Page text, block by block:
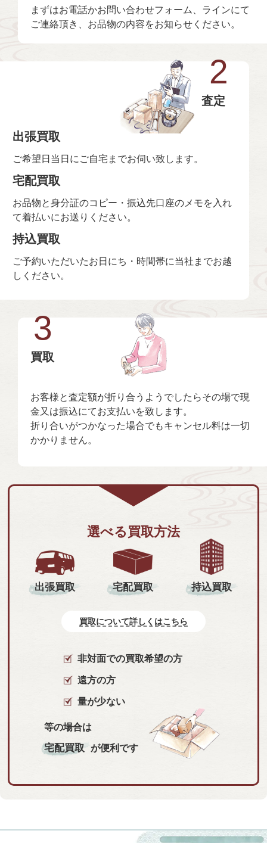
まずはお電話かお問い合わせフォーム、ラインにて
ご連絡頂き、お品物の内容をお知らせください。
2
査定
出張買取
ご希望日当日にご自宅までお伺い致します。
宅配買取
お品物と身分証のコピー・振込先口座のメモを入れ
て着払いにお送りください。
持込買取
ご予約いただいたお日にち・時間帯に当社までお越
しください。
3
買取
お客様と査定額が折り合うようでしたらその場で現
金又は振込にてお支払いを致します。
折り合いがつかなった場合でもキャンセル料は一切
かかりません。
選べる買取方法
出張買取 宅配買取 持込買取
買取について詳しくはこちら
非対面での買取希望の方
遠方の方
量が少ない
等の場合は
宅配買取 が便利です